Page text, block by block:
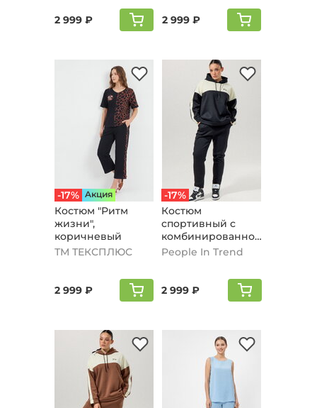
2 999 ₽ 2 999 ₽
-17% Aкция
Кoстюм "Ритм
жизни",
коричневый
ТМ ТЕКСПЛЮС
2 999 ₽
-17%
Костюм
спортивный с
комбинированной
вставкой, черный
People In Trend
2 999 ₽